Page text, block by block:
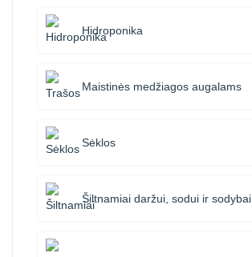
Hidroponika
Maistinės medžiagos augalams
Sėklos
Šiltnamiai daržui, sodui ir sodybai